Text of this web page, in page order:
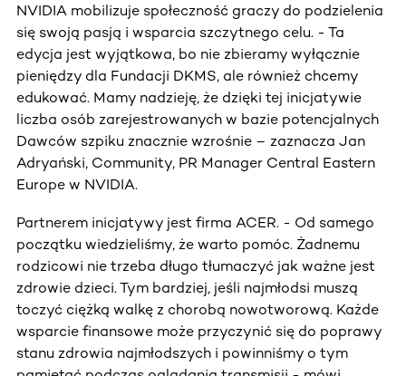
NVIDIA mobilizuje społeczność graczy do podzielenia
się swoją pasją i wsparcia szczytnego celu. - Ta
edycja jest wyjątkowa, bo nie zbieramy wyłącznie
pieniędzy dla Fundacji DKMS, ale również chcemy
edukować. Mamy nadzieję, że dzięki tej inicjatywie
liczba osób zarejestrowanych w bazie potencjalnych
Dawców szpiku znacznie wzrośnie – zaznacza Jan
Adryański, Community, PR Manager Central Eastern
Europe w NVIDIA.
Partnerem inicjatywy jest firma ACER. - Od samego
początku wiedzieliśmy, że warto pomóc. Żadnemu
rodzicowi nie trzeba długo tłumaczyć jak ważne jest
zdrowie dzieci. Tym bardziej, jeśli najmłodsi muszą
toczyć ciężką walkę z chorobą nowotworową. Każde
wsparcie finansowe może przyczynić się do poprawy
stanu zdrowia najmłodszych i powinniśmy o tym